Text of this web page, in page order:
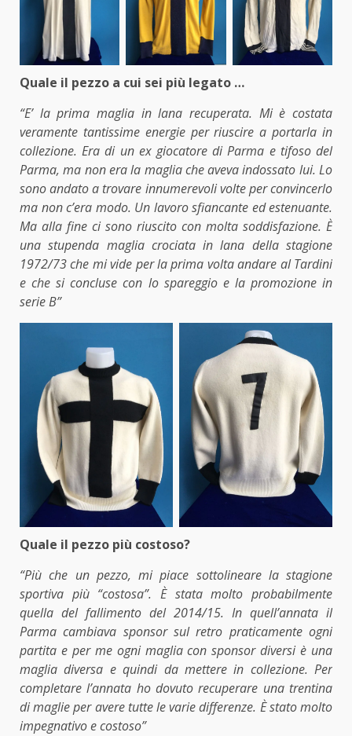
Quale il pezzo a cui sei più legato …
“E’ la prima maglia in lana recuperata. Mi è costata
veramente tantissime energie per riuscire a portarla in
collezione. Era di un ex giocatore di Parma e tifoso del
Parma, ma non era la maglia che aveva indossato lui. Lo
sono andato a trovare innumerevoli volte per convincerlo
ma non c’era modo. Un lavoro sfiancante ed estenuante.
Ma alla fine ci sono riuscito con molta soddisfazione. È
una stupenda maglia crociata in lana della stagione
1972/73 che mi vide per la prima volta andare al Tardini
e che si concluse con lo spareggio e la promozione in
serie B”
Quale il pezzo più costoso?
“Più che un pezzo, mi piace sottolineare la stagione
sportiva più “costosa”. È stata molto probabilmente
quella del fallimento del 2014/15. In quell’annata il
Parma cambiava sponsor sul retro praticamente ogni
partita e per me ogni maglia con sponsor diversi è una
maglia diversa e quindi da mettere in collezione. Per
completare l’annata ho dovuto recuperare una trentina
di maglie per avere tutte le varie differenze. È stato molto
impegnativo e costoso”